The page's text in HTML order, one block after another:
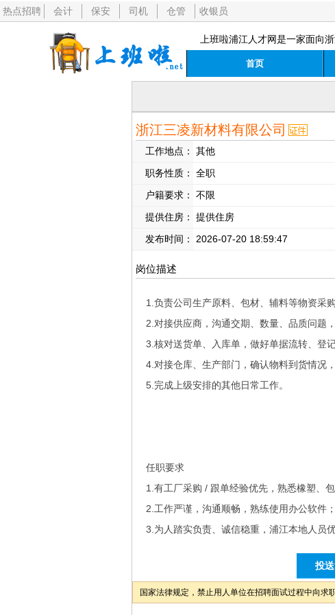
热点招聘 会计 保安 司机 仓管 收银员
上班啦浦江人才网是一家面向
首页
浙江三凌新材料有限公司
工作地点： 其他
职务性质：
全职
户籍要求：
不限
提供住房：
提供住房
发布时间：
2026-07-20 18:59:47
岗位描述
1.负责公司生产原料、包材、辅料等物资采
2.对接供应商，沟通交期、数量、品质问题
3.核对送货单、入库单，做好单据流转、登
4.对接仓库、生产部门，确认物料到货情况
5.完成上级安排的其他日常工作。
任职要求
1.有工厂采购 / 跟单经验优先，熟悉橡塑、包
2.工作严谨，沟通顺畅，熟练使用办公软件；
3.为人踏实负责、诚信稳重，浦江本地人员优
投
国家法律规定，禁止用人单位在招聘面试过程中向求